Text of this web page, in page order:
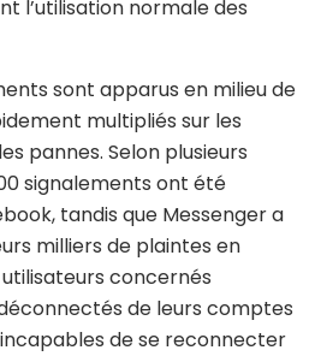
l’utilisation normale des
sont apparus en milieu de
multipliés sur les
pannes. Selon plusieurs
signalements ont été
tandis que Messenger a
milliers de plaintes en
concernés
de leurs comptes
de se reconnecter